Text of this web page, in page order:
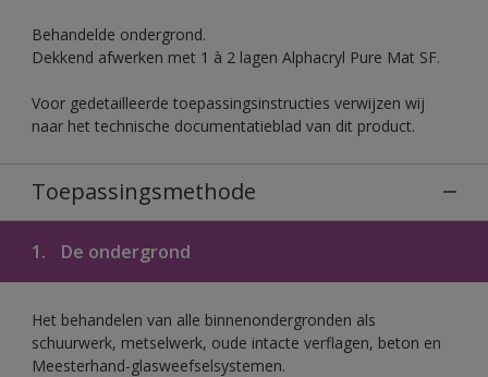
Behandelde ondergrond.
Dekkend afwerken met 1 à 2 lagen Alphacryl Pure Mat SF.
Voor gedetailleerde toepassingsinstructies verwijzen wij
naar het technische documentatieblad van dit product.
Toepassingsmethode
1. De ondergrond
Het behandelen van alle binnenondergronden als
schuurwerk, metselwerk, oude intacte verflagen, beton en
Meesterhand-glasweefselsystemen.